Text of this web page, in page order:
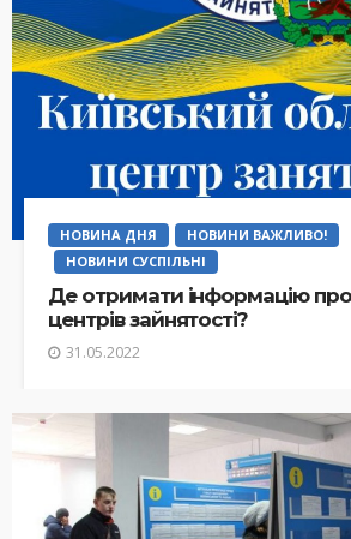
НОВИНА ДНЯ
НОВИНИ ВАЖЛИВО!
НОВИНИ СУСПІЛЬНІ
Де отримати інформацію про
центрів зайнятості?
31.05.2022